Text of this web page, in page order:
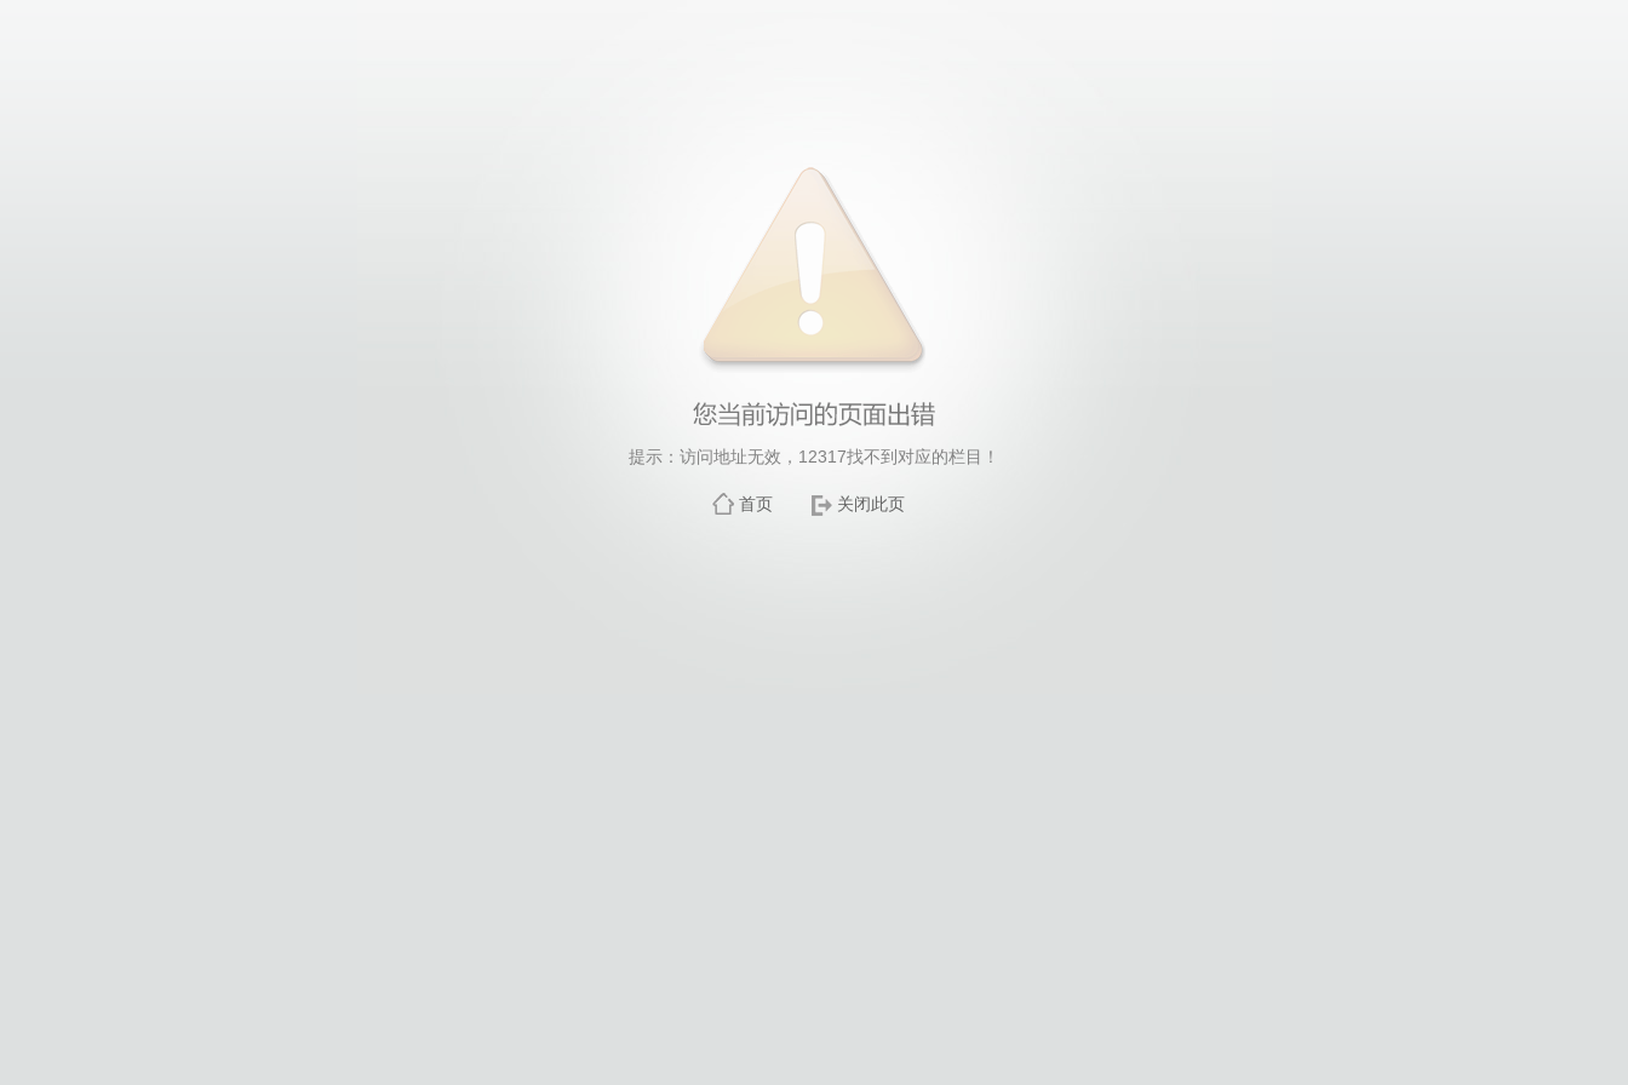
提示：访问地址无效，12317找不到对应的栏目！
首页 关闭此页